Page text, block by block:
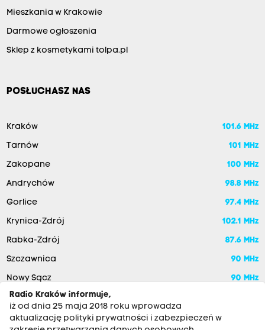
Mieszkania w Krakowie
Darmowe ogłoszenia
Sklep z kosmetykami tolpa.pl
POSŁUCHASZ NAS
Kraków 101.6 MHz
Tarnów 101 MHz
Zakopane 100 MHz
Andrychów 98.8 MHz
Gorlice 97.4 MHz
Krynica-Zdrój 102.1 MHz
Rabka-Zdrój 87.6 MHz
Szczawnica 90 MHz
Nowy Sącz
90 MHz
Radio Kraków informuje,
iż od dnia 25 maja 2018 roku wprowadza
aktualizację polityki prywatności i zabezpieczeń w